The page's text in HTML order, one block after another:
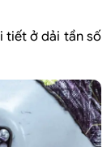
tiết ở dải tần số